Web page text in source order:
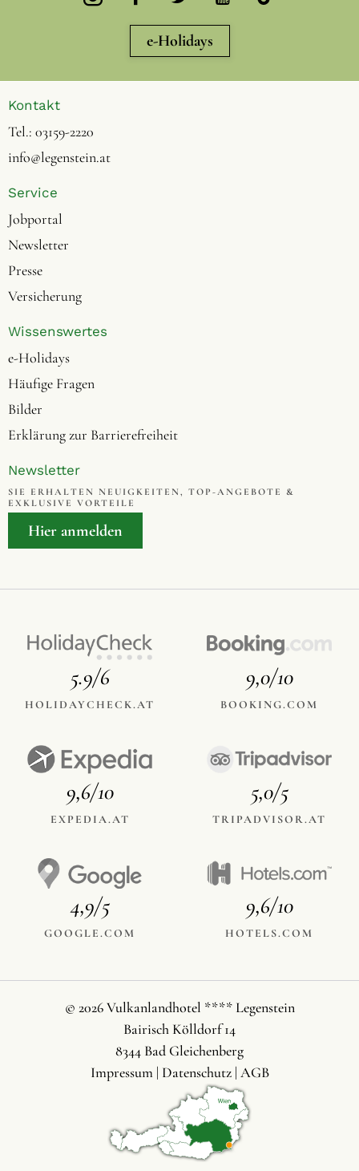
e-Holidays
Kontakt
Tel.: 03159-2220
info@legenstein.at
Service
Jobportal
Newsletter
Presse
Versicherung
Wissenswertes
e-Holidays
Häufige Fragen
Bilder
Erklärung zur Barrierefreiheit
Newsletter
SIE ERHALTEN NEUIGKEITEN, TOP-ANGEBOTE &
EXKLUSIVE VORTEILE
Hier anmelden
5.9/6
HOLIDAYCHECK.AT
9,0/10
BOOKING.COM
9,6/10
EXPEDIA.AT
5,0/5
TRIPADVISOR.AT
4,9/5
GOOGLE.COM
9,6/10
HOTELS.COM
© 2026 Vulkanlandhotel **** Legenstein
Bairisch Kölldorf 14
8344 Bad Gleichenberg
Impressum| Datenschutz| AGB